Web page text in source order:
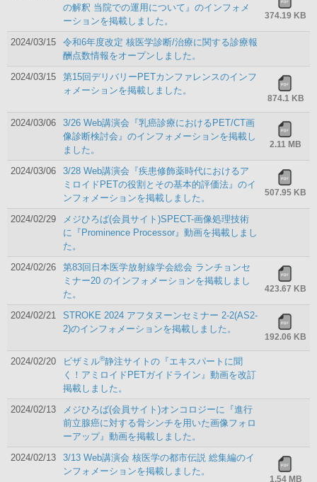
の解釈 当院での運用について』のインフォメ
ーションを掲載しました。
374.19 KB
2024/03/15
令和6年度改定 核医学診断/治療に関する診療報
酬点数情報をオープンしました。
2024/03/15
第15回デリバリーPETカンファレンスのインフ
ォメーションを掲載しました。
874.1 KB
2024/03/06
3/26 Web講演会『乳癌診療におけるPET/CT画
像診断検討会』のインフォメーションを掲載し
ました。
2.11 MB
2024/03/06
3/28 Web講演会『疾患修飾薬時代におけるア
ミロイドPETの役割とその基本的評価法』のイ
ンフォメーションを掲載しました。
507.95 KB
2024/02/29
メジひろば(会員サイト)SPECT-画像処理技術
に『Prominence Processor』動画を掲載しまし
た。
2024/02/26
第83回日本医学放射線学会総会 ランチョンセ
ミナー20 のインフォメーションを掲載しまし
た。
423.67 KB
2024/02/21
STROKE 2024 アフタヌーンセミナー 2-2(AS2-
2)のインフォメーションを掲載しました。
192.06 KB
2024/02/20 ビザミル®静注サイトの『エキスパートに聞
く！アミロイドPETガイドライン』動画を改訂
掲載しました。
2024/02/13
メジひろば(会員サイト)オンコロジーに『進行
前立腺癌に対する骨シンチを用いた画像フォロ
ーアップ』動画を掲載しました。
2024/02/13
3/13 Web講演会 核医学の都市伝説 総集編のイ
ンフォメーションを掲載しました。
1.54 MB